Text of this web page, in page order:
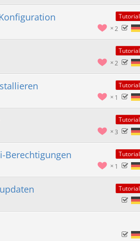
Tutorial
2
Tutorial
2
Tutorial
1
Tutorial
3
Tutorial
Berechtigungen
1
Tutorial